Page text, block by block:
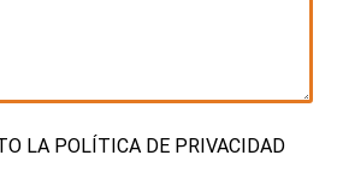
LA POLÍTICA DE PRIVACIDAD